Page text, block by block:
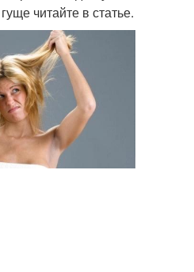
читайте в статье.